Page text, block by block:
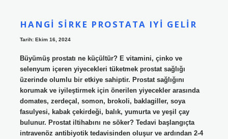
HANGI SIRKE PROSTATA IYI GELIR
Tarih: Ekim 16, 2024
Büyümüş prostatı ne küçültür? E vitamini, çinko ve
selenyum içeren yiyecekleri tüketmek prostat sağlığı
üzerinde olumlu bir etkiye sahiptir. Prostat sağlığını
korumak ve iyileştirmek için önerilen yiyecekler arasında
domates, zerdeçal, somon, brokoli, baklagiller, soya
fasulyesi, kabak çekirdeği, balık, yumurta ve yeşil çay
bulunur. Prostat iltihabını ne söker? Tedavi başlangıçta
intravenöz antibiyotik tedavisinden oluşur ve ardından 2-4